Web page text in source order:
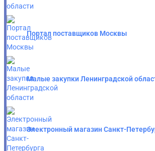
Портал поставщиков Москвы
Малые закупки Ленинградской
Электронный магазин Санкт-